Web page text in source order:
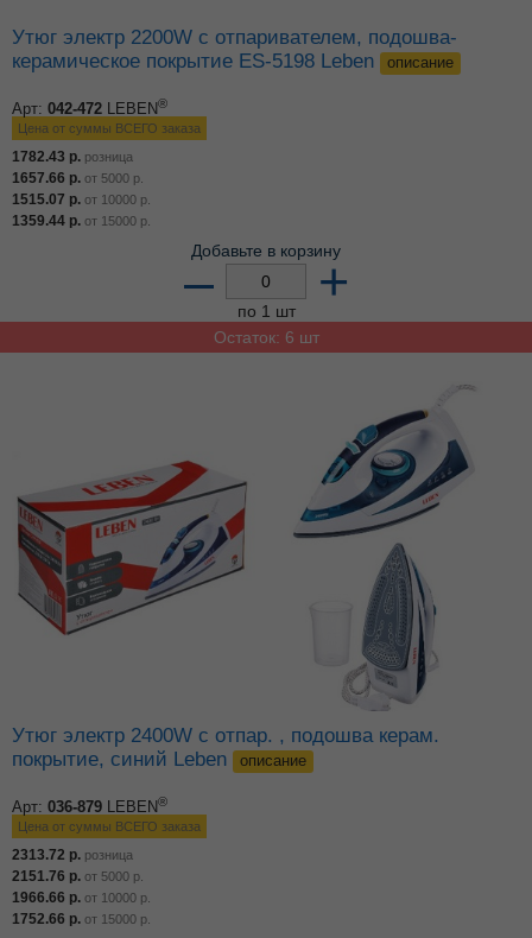
Утюг электр 2200W с отпаривателем, подошва-
керамическое покрытие ES-5198 Leben
описание
Арт: 042-472 LEBEN®
Цена от суммы ВСЕГО заказа
1782.43 р. розница
1657.66 р. от 5000 р.
1515.07 р. от 10000 р.
1359.44 р. от 15000 р.
Добавьте в корзину
– +
по 1 шт
Остаток: 6 шт
Утюг электр 2400W с отпар. , подошва керам.
покрытие, синий Leben
описание
Арт: 036-879 LEBEN®
Цена от суммы ВСЕГО заказа
2313.72 р. розница
2151.76 р. от 5000 р.
1966.66 р. от 10000 р.
1752.66 р. от 15000 р.